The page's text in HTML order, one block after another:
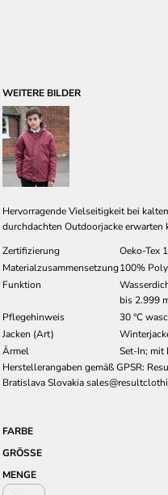
WEITERE BILDER
Hervorragende Vielseitigkeit bei
durchdachten Outdoorjacke erwarten
Zertifizierung
Oeko-Tex
Materialzusammensetzung100%
Funktion
bis 2.999
Pflegehinweis
30 °C
Jacken (Art)
Ärmel
Set-In; mit
Herstellerangaben gemäß GPSR:
Bratislava Slovakia
FARBE
GRÖSSE
MENGE